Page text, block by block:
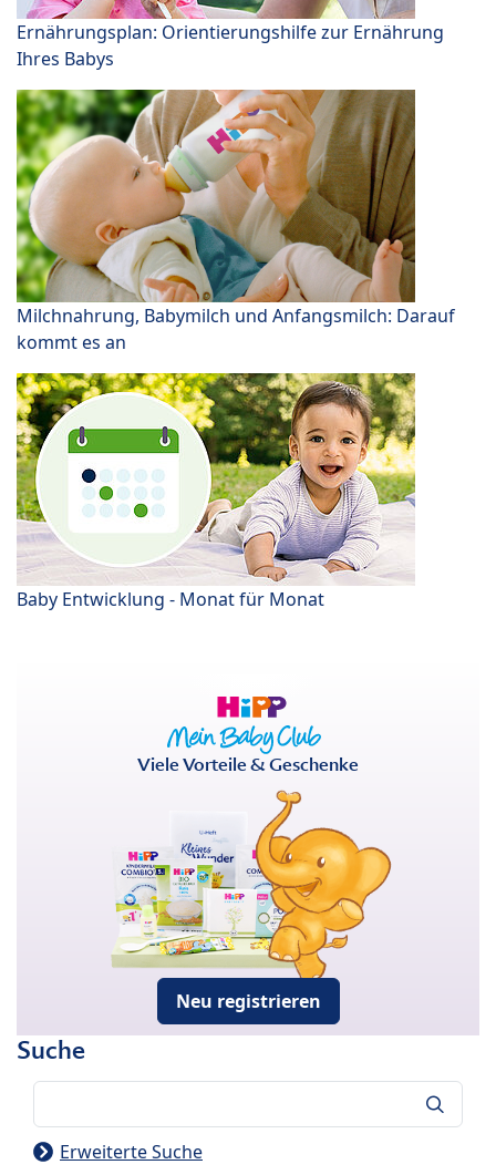
Ernährungsplan: Orientierungshilfe zur Ernährung
Ihres Babys
Milchnahrung, Babymilch und Anfangsmilch: Darauf
kommt es an
Baby Entwicklung - Monat für Monat
Viele Vorteile & Geschenke
Neu registrieren
Suche
Erweiterte Suche